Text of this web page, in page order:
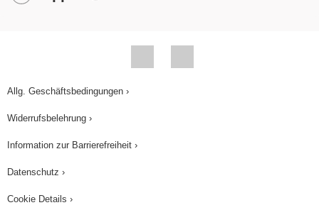
Federpendel gibt es eine wichtige Formel, die ich
euch erläutern werde. Ihr könnt die Dauer einer
Federpendels wird nur von 2 Größen bestimmt:
Allg. Geschäftsbedingungen ›
Widerrufsbelehrung ›
Information zur Barrierefreiheit ›
Datenschutz ›
Cookie Details ›